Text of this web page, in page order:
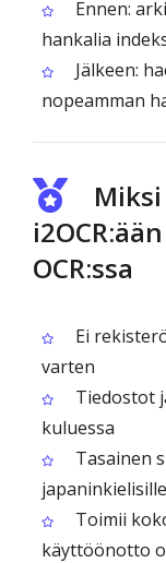
Ennen:
hankalia
Jälkeen:
nopeamman
OCR:ssa
Ei
varten
Tiedostot
kuluessa
Tasainen
Toimii
käyttöönotto